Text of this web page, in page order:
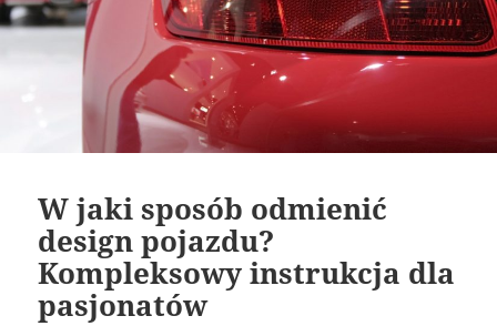
W jaki sposób odmienić
design pojazdu?
Kompleksowy instrukcja dla
pasjonatów